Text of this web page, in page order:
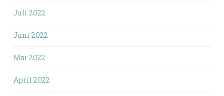
Juli 2022
Juni 2022
Mai 2022
April 2022